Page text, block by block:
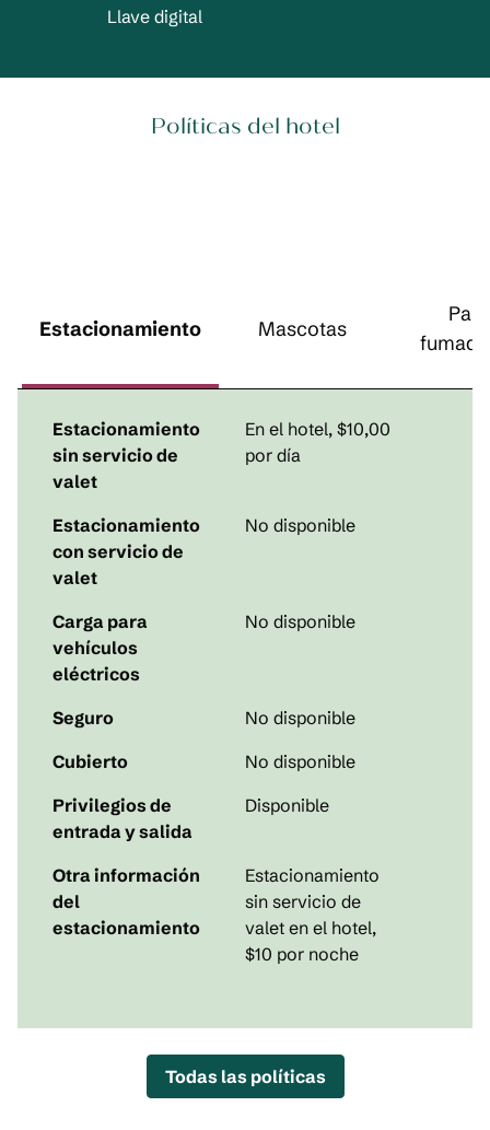
Llave digital
Políticas del hotel
Estacionamiento Mascotas
Para
Estacionamiento
sin servicio de
valet
En el hotel, $10,00
por día
Estacionamiento
con servicio de
valet
No disponible
Carga para
vehículos
eléctricos
No disponible
Seguro
No disponible
Cubierto
No disponible
Privilegios de
entrada y salida
Disponible
Otra información
del
estacionamiento
Estacionamiento
sin servicio de
valet en el hotel,
$10 por noche
Todas las políticas